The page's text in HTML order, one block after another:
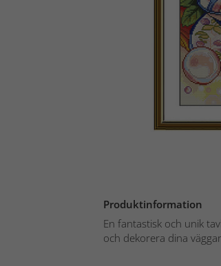
Produktinformation
En fantastisk och unik
och dekorera dina